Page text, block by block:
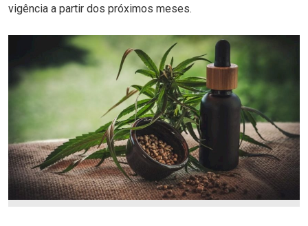
vigência a partir dos próximos meses.